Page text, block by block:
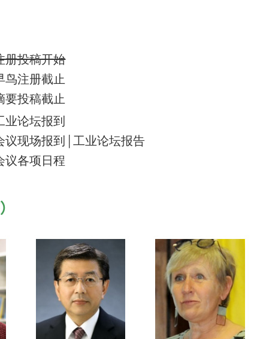
册投稿开始
鸟注册截止
要投稿截止
业论坛报到
议现场报到 | 工业论坛报告
议各项日程